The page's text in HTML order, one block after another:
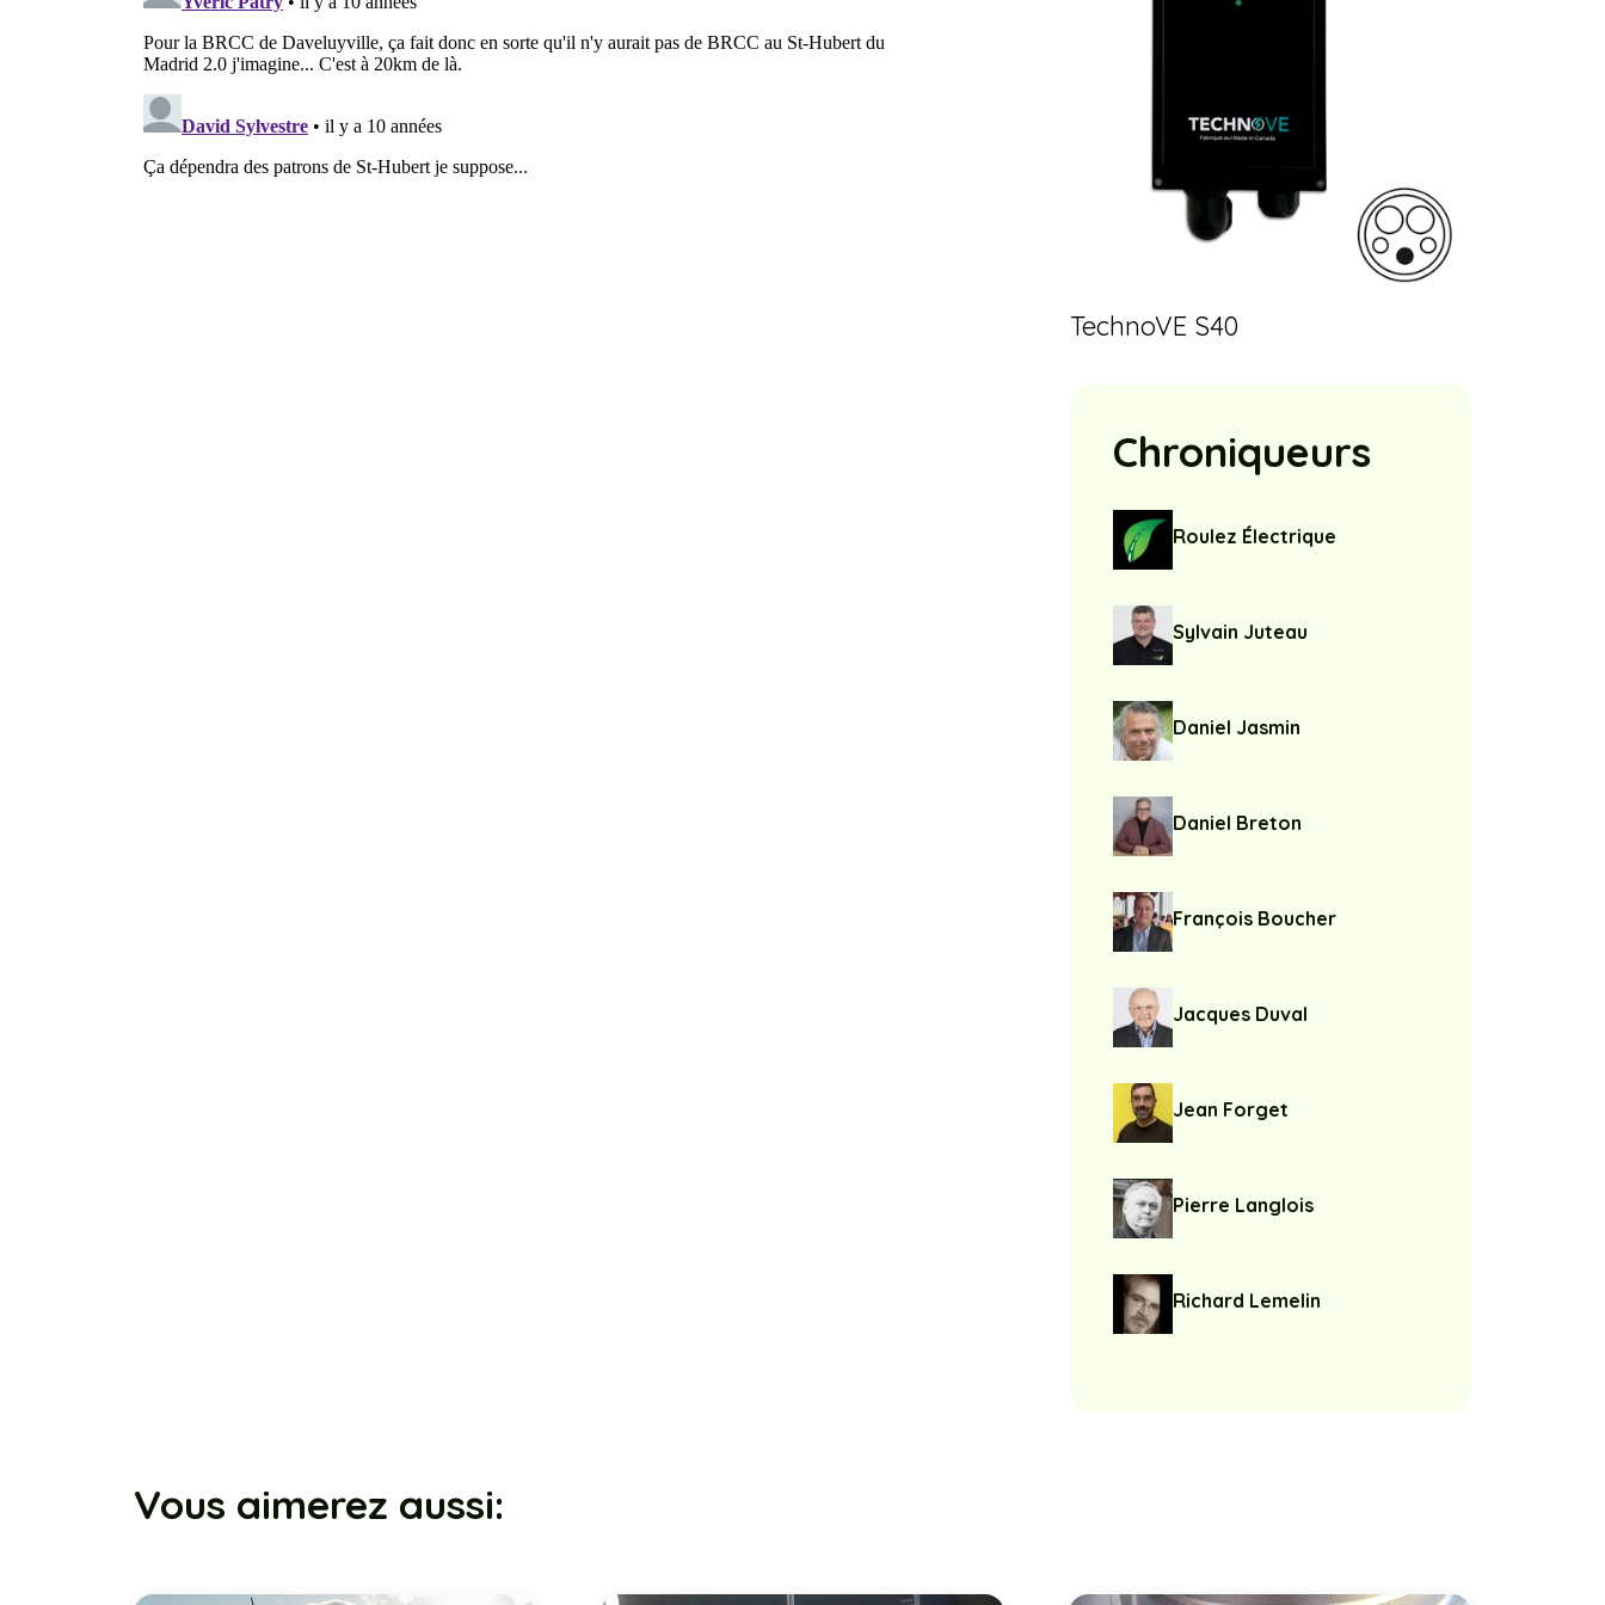
TechnoVE S40
Chroniqueurs
Roulez Électrique
Sylvain Juteau
Daniel Jasmin
Daniel Breton
François Boucher
Jacques Duval
Jean Forget
Pierre Langlois
Richard Lemelin
Vous aimerez aussi: